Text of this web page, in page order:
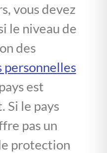
vous devez
le niveau de
des
personnelles
est
Si le pays
pas un
protection